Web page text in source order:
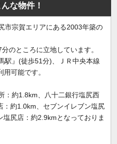
な物件！
市宗賀エリアにある2003年築の
のところに立地しています。
駅』(徒歩51分)、ＪＲ中央本線
用可能です。
：約1.8km、八十二銀行塩尻西
約1.0km、セブンイレブン塩尻
尻店：約2.9kmとなっておりま